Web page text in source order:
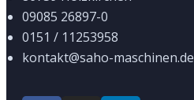
09085 26897-0
0151 / 11253958
kontakt@saho-maschinen.de